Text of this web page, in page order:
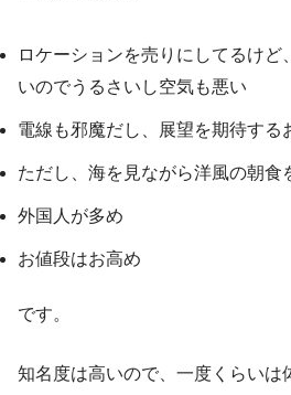
ロケーションを売りにしてるけど
いのでうるさいし空気も悪い
電線も邪魔だし、展望を期待する
ただし、海を見ながら洋風の朝食
外国人が多め
お値段はお高め
です。
知名度は高いので、一度くらいは